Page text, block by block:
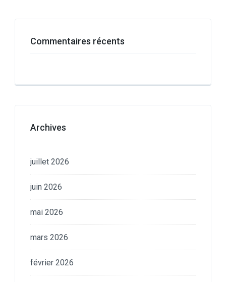
Commentaires récents
Archives
juillet 2026
juin 2026
mai 2026
mars 2026
février 2026